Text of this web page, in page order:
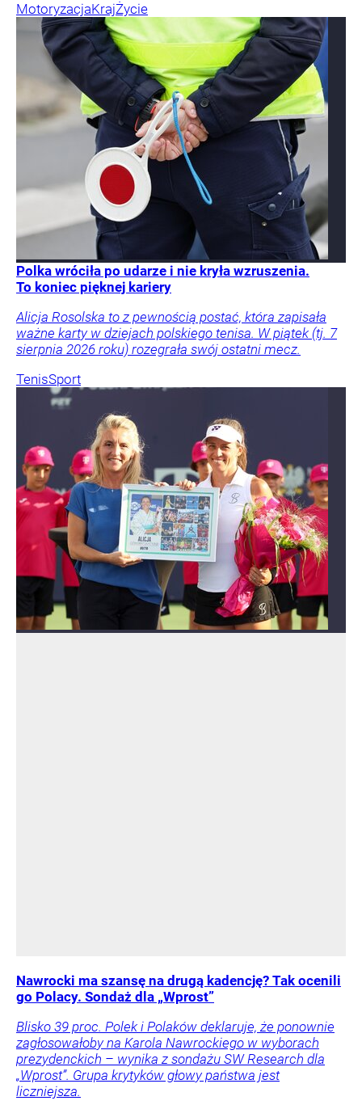
MotoryzacjaKrajŻycie
Polka wróciła po udarze i nie kryła wzruszenia.
To koniec pięknej kariery
Alicja Rosolska to z pewnością postać, która zapisała
ważne karty w dziejach polskiego tenisa. W piątek (tj. 7
sierpnia 2026 roku) rozegrała swój ostatni mecz.
TenisSport
Nawrocki ma szansę na drugą kadencję? Tak ocenili
go Polacy. Sondaż dla „Wprost”
Blisko 39 proc. Polek i Polaków deklaruje, że ponownie
zagłosowałoby na Karola Nawrockiego w wyborach
prezydenckich – wynika z sondażu SW Research dla
„Wprost”. Grupa krytyków głowy państwa jest
liczniejsza.